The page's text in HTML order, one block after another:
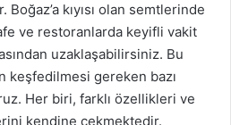
kıyısı olan semtlerinde
ve restoranlarda keyifli vakit
uzaklaşabilirsiniz. Bu
keşfedilmesi gereken bazı
Her biri, farklı özellikleri ve
kendine çekmektedir.